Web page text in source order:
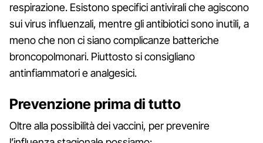
respirazione. Esistono specifici antivirali che agiscono
sui virus influenzali, mentre gli antibiotici sono inutili, a
meno che non ci siano complicanze batteriche
broncopolmonari. Piuttosto si consigliano
antinfiammatori e analgesici.
Prevenzione prima di tutto
Oltre alla possibilità dei vaccini, per prevenire